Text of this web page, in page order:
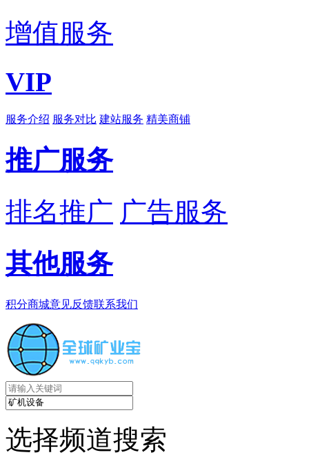
增值服务
VIP
服务介绍 服务对比 建站服务 精美商铺
推广服务
排名推广 广告服务
其他服务
积分商城意见反馈联系我们
选择频道搜索